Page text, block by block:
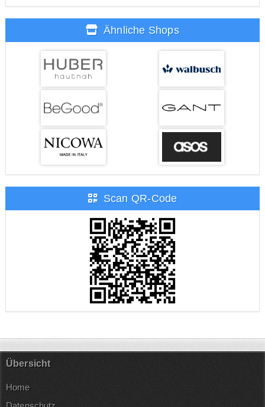
Ähnliche Shops
Scan QR-Code
Übersicht
Home